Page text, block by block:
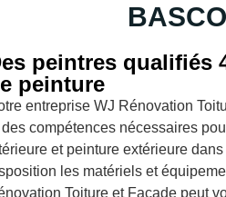
peintres qualifiés
peinture
entreprise WJ Rénovation
compétences nécessaires
et peinture extérieure
les matériels et
Toiture et Façade peut